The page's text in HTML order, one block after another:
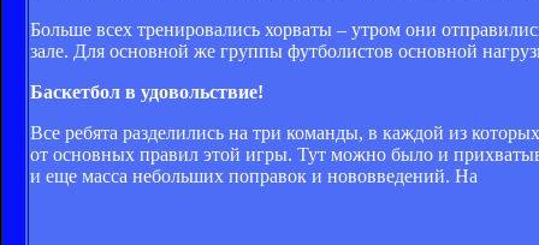
Больше всех тренировались хорваты – утром они
зале. Для основной же группы футболистов основной
Баскетбол в удовольствие!
Все ребята разделились на три команды, в каждой из
от основных правил этой игры. Тут можно было и
и еще масса небольших поправок и нововведений. На